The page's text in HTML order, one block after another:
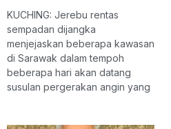
KUCHING: Jerebu rentas
sempadan dijangka
menjejaskan beberapa kawasan
di Sarawak dalam tempoh
beberapa hari akan datang
susulan pergerakan angin yang